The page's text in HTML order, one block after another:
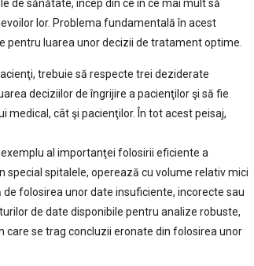
de sănătate, încep din ce în ce mai mult să
lor. Problema fundamentală în acest
pentru luarea unor decizii de tratament optime.
trebuie să respecte trei deziderate
deciziilor de îngrijire a pacienţilor şi să fie
medical, cât şi pacienţilor. În tot acest peisaj,
al importanţei folosirii eficiente a
spitalele, operează cu volume relativ mici
folosirea unor date insuficiente, incorecte sau
de date disponibile pentru analize robuste,
se trag concluzii eronate din folosirea unor